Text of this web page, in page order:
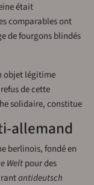
était
comparables ont
de fourgons blindés
objet légitime
de cette
solidaire, constitue
allemand
berlinois, fondé en
Weltpour des
antideutsch